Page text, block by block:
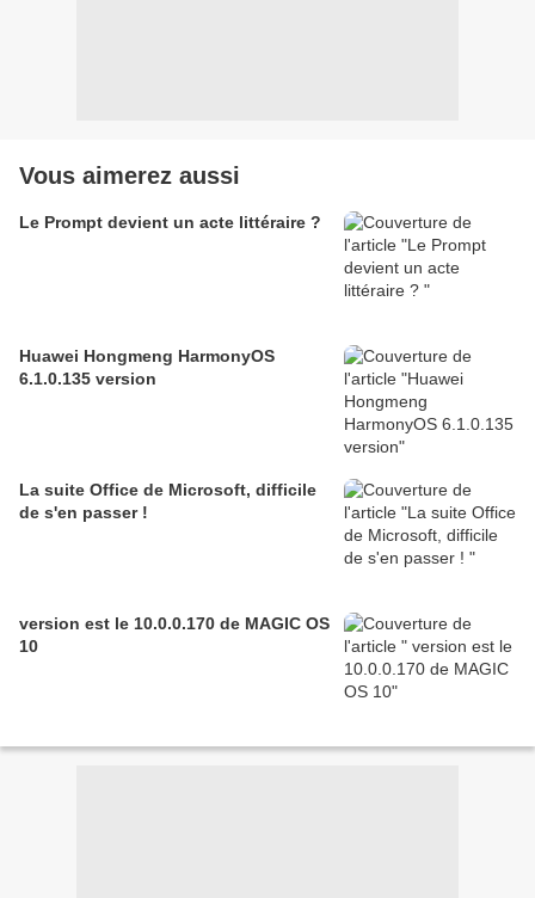
Vous aimerez aussi
Le Prompt devient un acte littéraire ?
Huawei Hongmeng HarmonyOS
6.1.0.135 version
La suite Office de Microsoft, difficile
de s'en passer !
version est le 10.0.0.170 de MAGIC OS
10